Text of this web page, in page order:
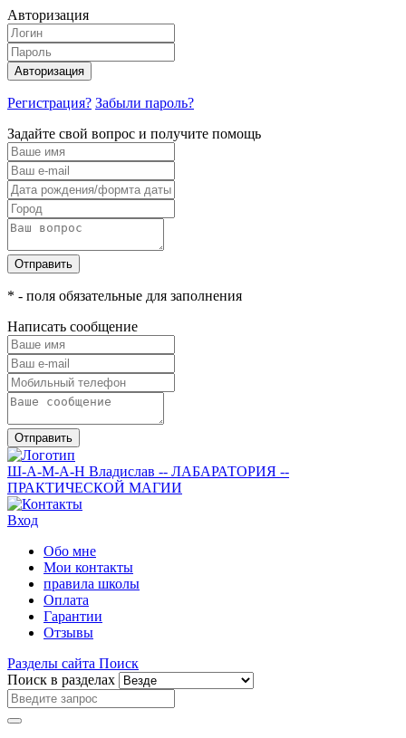
Авторизация
Авторизация
Регистрация? Забыли пароль?
Задайте свой вопрос и получите помощь
Отправить
* - поля обязательные для заполнения
Написать сообщение
Отправить
Ш-А-М-А-Н Владислав -- ЛАБАРАТОРИЯ --
ПРАКТИЧЕСКОЙ МАГИИ
Вход
Обо мне
Мои контакты
правила школы
Оплата
Гарантии
Отзывы
Разделы сайта Поиск
Поиск в разделах